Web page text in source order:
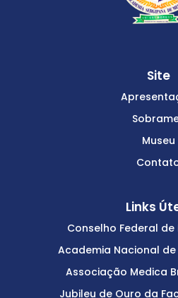
Site
Museu
Links
Conselho Federal de
Academia Nacional de
Associação Medica
Jubileu de Ouro da